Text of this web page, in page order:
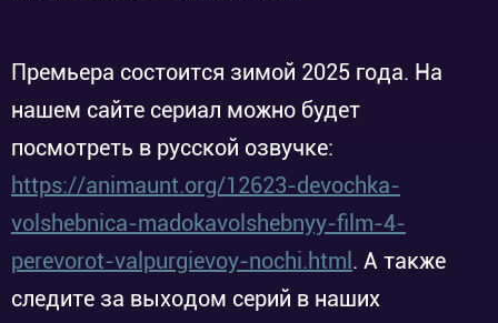
Премьера состоится зимой 2025 года. На
нашем сайте сериал можно будет
посмотреть в русской озвучке:
https://animaunt.org/12623-devochka-
volshebnica-madokavolshebnyy-film-4-
perevorot-valpurgievoy-nochi.html . А также
следите за выходом серий в наших